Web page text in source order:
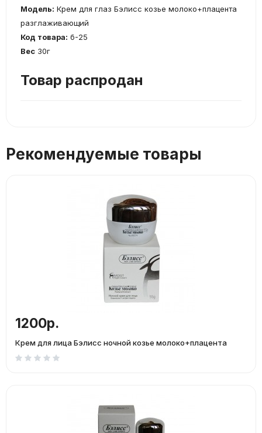
Модель: Крем для глаз Бэлисс козье молоко+плацента
разглаживающий
Код товара: б-25
Вес 30г
Товар распродан
Рекомендуемые товары
1200р.
Крем для лица Бэлисс ночной козье молоко+плацента